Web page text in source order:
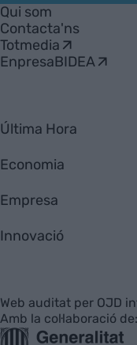
Qui som
Contacta'ns
Totmedia
EnpresaBIDEA
Última Hora
Economia
Empresa
Innovació
Web auditat per OJD
Amb la col·laboració de: